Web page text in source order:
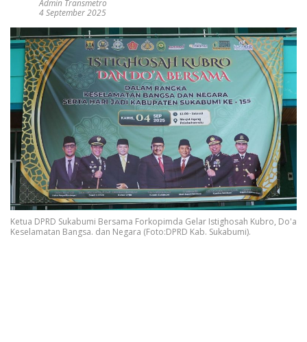
Admin Transmetro
4 September 2025
Ketua DPRD Sukabumi Bersama Forkopimda Gelar Istighosah Kubro, Do'a
Keselamatan Bangsa. dan Negara (Foto:DPRD Kab. Sukabumi).